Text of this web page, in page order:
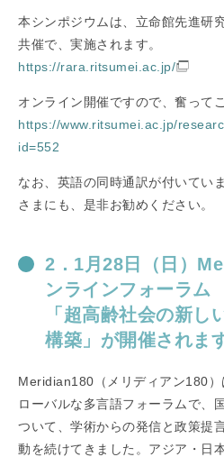
本シンポジウムは、立命館先進研
共催で、実施されます。
https://rara.ritsumei.ac.jp/
オンライン開催ですので、奮って
https://www.ritsumei.ac.jp/
id=552
なお、英語の同時通訳が付いてい
さまにも、是非お勧めください。
2．1月28日（日）
ンラインフォーラム
「超高齢社会の新し
構築」が開催されま
Meridian180（メリディアン180
ローバルな多言語フォーラムで、
ついて、学術からの発信と政策提
動を続けてきました。アジア・日